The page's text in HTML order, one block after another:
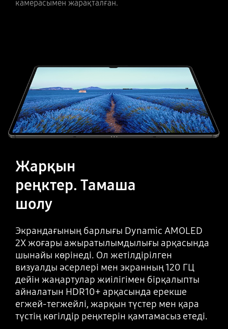
камерасымен жарақталған.
Жарқын
реңктер. Тамаша
шолу
Экрандағының барлығы Dynamic AMOLED
2X жоғары ажыратылымдылығы арқасында
шынайы көрінеді. Ол жетілдірілген
визуалды әсерлері мен экранның 120 ГЦ
дейін жаңартулар жиілігімен бірқалыпты
айналатын HDR10+ арқасында ерекше
егжей-тегжейлі, жарқын түстер мен қара
түстің көгілдір реңктерін қамтамасыз етеді.